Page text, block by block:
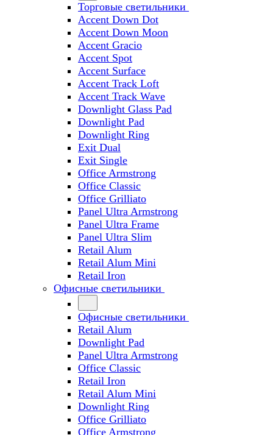
Торговые светильники
Accent Down Dot
Accent Down Moon
Accent Gracio
Accent Spot
Accent Surface
Accent Track Loft
Accent Track Wave
Downlight Glass Pad
Downlight Pad
Downlight Ring
Exit Dual
Exit Single
Office Armstrong
Office Classic
Office Grilliato
Panel Ultra Armstrong
Panel Ultra Frame
Panel Ultra Slim
Retail Alum
Retail Alum Mini
Retail Iron
Офисные светильники
Офисные светильники
Retail Alum
Downlight Pad
Panel Ultra Armstrong
Office Classic
Retail Iron
Retail Alum Mini
Downlight Ring
Office Grilliato
Office Armstrong